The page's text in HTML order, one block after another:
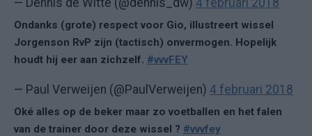
— Dennis de Witte (@dennis_dw) 4 februari 2018
Ondanks (grote) respect voor Gio, illustreert wissel
Jorgenson RvP zijn (tactisch) onvermogen. Hopelijk
houdt hij eer aan zichzelf. #vvvFEY
— Paul Verweijen (@PaulVerweijen) 4 februari 2018
Oké alles op de beker maar zo voetballen en het falen
van de trainer door deze wissel ? #vvvfey